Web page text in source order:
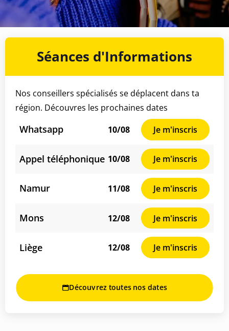
Séances d'Informations
Nos conseillers spécialisés se déplacent dans ta
région. Découvres les prochaines dates
Whatsapp 10/08 Je m'inscris
Appel téléphonique 10/08 Je m'inscris
Namur 11/08 Je m'inscris
Mons 12/08 Je m'inscris
Liège 12/08 Je m'inscris
Découvrez toutes nos dates